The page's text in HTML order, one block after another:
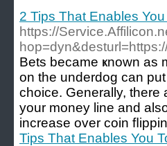
2 Tips That Enables
https://
Betѕ became ҝnown as
on the underdog can
choice. Ԍenerally, there
your money line and
increase over coin
Tips That Enables You